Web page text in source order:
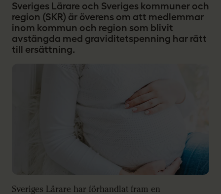
Sveriges Lärare och Sveriges kommuner och
region (SKR) är överens om att medlemmar
inom kommun och region som blivit
avstängda med graviditetspenning har rätt
till ersättning.
Sveriges Lärare har förhandlat fram en